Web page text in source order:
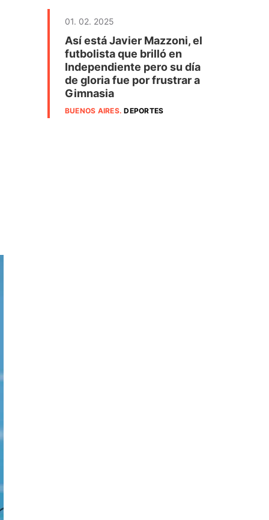
01. 02. 2025
Así está Javier Mazzoni, el
futbolista que brilló en
Independiente pero su día
de gloria fue por frustrar a
Gimnasia
BUENOS AIRES.DEPORTES